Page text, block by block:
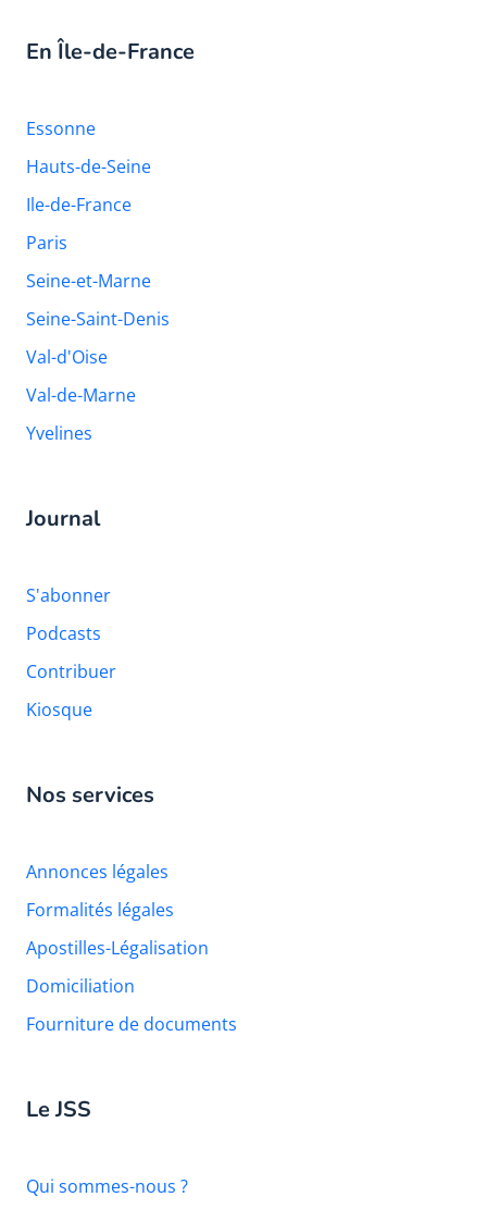
En Île-de-France
Essonne
Hauts-de-Seine
Ile-de-France
Paris
Seine-et-Marne
Seine-Saint-Denis
Val-d'Oise
Val-de-Marne
Yvelines
Journal
S'abonner
Podcasts
Contribuer
Kiosque
Nos services
Annonces légales
Formalités légales
Apostilles-Légalisation
Domiciliation
Fourniture de documents
Le JSS
Qui sommes-nous ?